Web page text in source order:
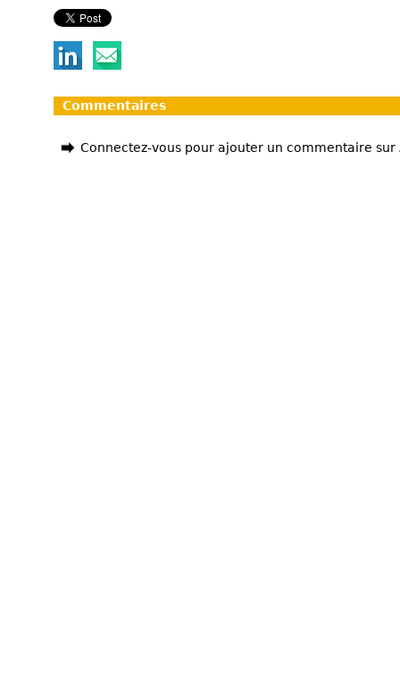
Commentaires
Connectez-vous pour ajouter un commentaire sur